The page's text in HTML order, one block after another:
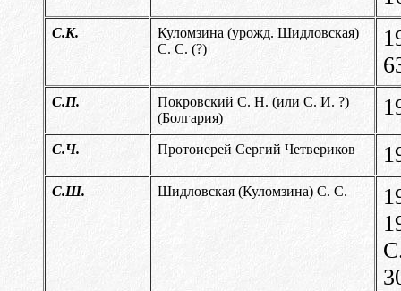
С.К.
Куломзина (урожд. Шидловская)
С. С. (?)
С.П.
Покровский С. Н. (или С. И. ?)
(Болгария)
С.Ч. Протоиерей Сергий Четвериков
С.Ш. Шидловская (Куломзина) С. С.